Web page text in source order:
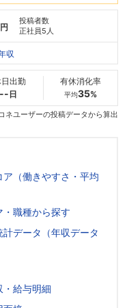
投稿者数
正社員5人
30代
676万
--万
収
日出勤
日
有休消化率
平均35%
ネユーザーの投稿データから算出
（働きやすさ・平均
職種から探す
データ（年収データ
・給与明細